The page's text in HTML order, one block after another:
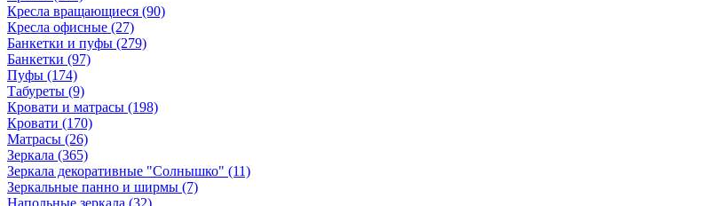
Кресла вращающиеся (90)
Кресла офисные (27)
Банкетки и пуфы (279)
Банкетки (97)
Пуфы (174)
Табуреты (9)
Кровати и матрасы (198)
Кровати (170)
Матрасы (26)
Зеркала (365)
Зеркала декоративные "Солнышко" (11)
Зеркальные панно и ширмы (7)
Напольные зеркала (32)